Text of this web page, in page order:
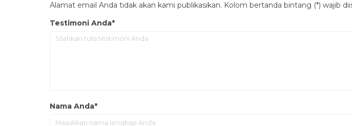
Alamat email Anda tidak akan kami publikasikan. Kolom bertanda bintang (*) wajib
Testimoni Anda*
Nama Anda*